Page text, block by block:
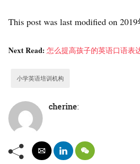
This post was last modified on
Next Read: 怎么提高孩子的英语口语表
小学英语培训机构
cherine: